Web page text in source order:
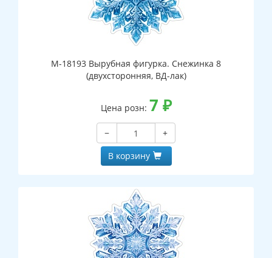
М-18193 Вырубная фигурка. Снежинка 8
(двухсторонняя, ВД-лак)
Цена розн: 7 ₽
−
+
В корзину